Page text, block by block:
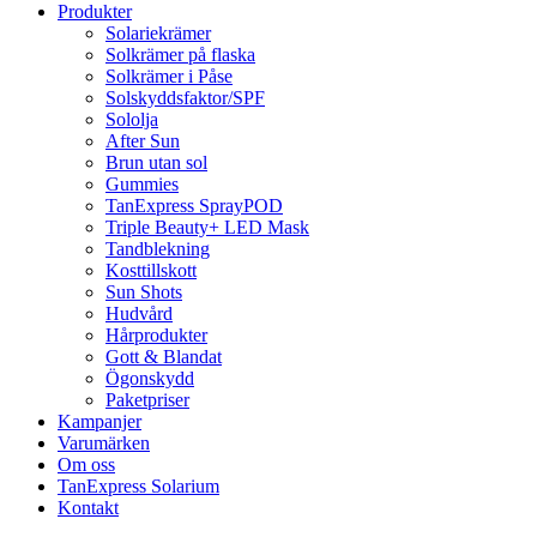
Produkter
Solariekrämer
Solkrämer på flaska
Solkrämer i Påse
Solskyddsfaktor/SPF
Sololja
After Sun
Brun utan sol
Gummies
TanExpress SprayPOD
Triple Beauty+ LED Mask
Tandblekning
Kosttillskott
Sun Shots
Hudvård
Hårprodukter
Gott & Blandat
Ögonskydd
Paketpriser
Kampanjer
Varumärken
Om oss
TanExpress Solarium
Kontakt